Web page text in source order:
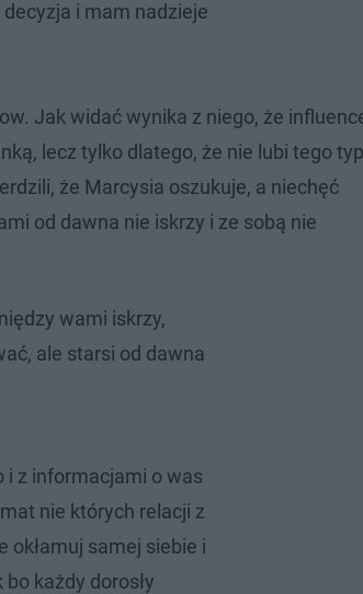
i mam nadzieje
Jak widać wynika z niego, że
lecz tylko dlatego, że nie lubi tego
że Marcysia oszukuje, a niechęć
od dawna nie iskrzy i ze sobą nie
wami iskrzy,
ale starsi od dawna
i z informacjami o was
nie których relacji z
okłamuj samej siebie i
każdy dorosły